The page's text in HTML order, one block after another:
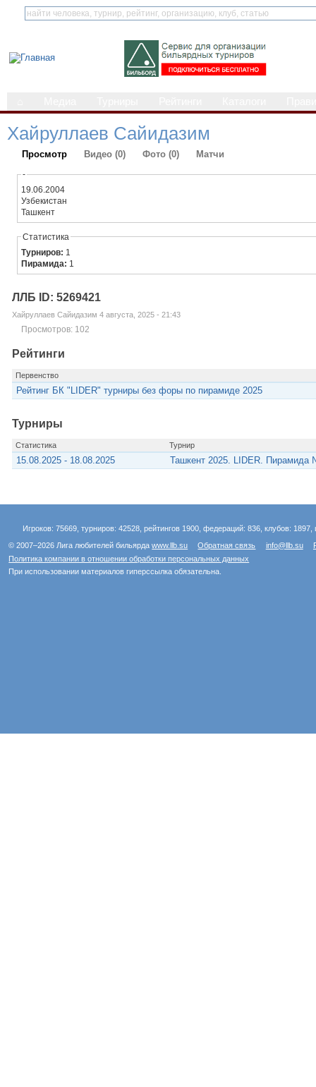
Хайруллаев Сайидазим
Просмотр Видео (0) Фото (0) Матчи
-
19.06.2004
Узбекистан
Ташкент
Статистика
Турниров: 1
Пирамида: 1
ЛЛБ ID: 5269421
Хайруллаев Сайидазим 4 августа, 2025 - 21:43
Просмотров: 102
Рейтинги
Первенство
Рейтинг БК "LIDER" турниры без форы по пирамиде 2025
Турниры
Статистика Турнир
15.08.2025 - 18.08.2025 Ташкент 2025. LIDER. Пирамида
Игроков: 75669, турниров: 42528, рейтингов 1900, федераций: 836, клубов:
© 2007–2026 Лига любителей бильярдаwww.llb.su Обратная связь info@llb.su
Политика компании в отношении обработки персональных данных
При использовании материалов гиперссылка обязательна.